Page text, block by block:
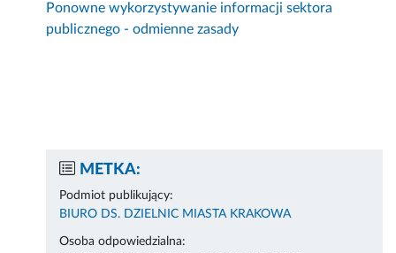
Ponowne wykorzystywanie informacji sektora
publicznego - odmienne zasady
METKA:
Podmiot publikujący:
BIURO DS. DZIELNIC MIASTA KRAKOWA
Osoba odpowiedzialna: